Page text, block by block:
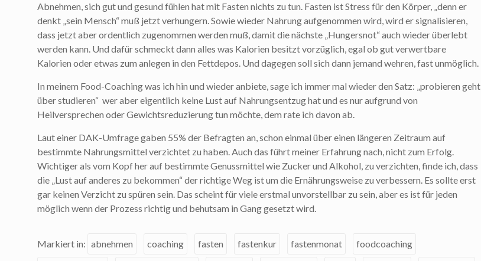
Abnehmen, sich gut und gesund fühlen hat mit Fasten nichts zu tun. Fasten ist Stress für den Körper, „denn er
denkt „sein Mensch“ muß jetzt verhungern. Sowie wieder Nahrung aufgenommen wird, wird er signalisieren,
dass jetzt aber ordentlich zugenommen werden muß, damit die nächste „Hungersnot“ auch wieder überlebt
werden kann. Und dafür schmeckt dann alles was Kalorien besitzt vorzüglich, egal ob gut verwertbare
Kalorien oder etwas zum anlegen in den Fettdepos. Und dagegen soll sich dann jemand wehren, fast unmöglich.
In meinem Food-Coaching was ich hin und wieder anbiete, sage ich immer mal wieder den Satz: „probieren geht
über studieren“ wer aber eigentlich keine Lust auf Nahrungsentzug hat und es nur aufgrund von
Heilversprechen oder Gewichtsreduzierung tun möchte, dem rate ich davon ab.
Laut einer DAK-Umfrage gaben 55% der Befragten an, schon einmal über einen längeren Zeitraum auf
bestimmte Nahrungsmittel verzichtet zu haben. Auch das führt meiner Erfahrung nach, nicht zum Erfolg.
Wichtiger als vom Kopf her auf bestimmte Genussmittel wie Zucker und Alkohol, zu verzichten, finde ich, dass
die „Lust auf anderes zu bekommen“ der richtige Weg ist um die Ernährungsweise zu verbessern. Es sollte erst
gar keinen Verzicht zu spüren sein. Das scheint für viele erstmal unvorstellbar zu sein, aber es ist für jeden
möglich wenn der Prozess richtig und behutsam in Gang gesetzt wird.
Markiert in: abnehmen coaching fasten fastenkur fastenmonat foodcoaching